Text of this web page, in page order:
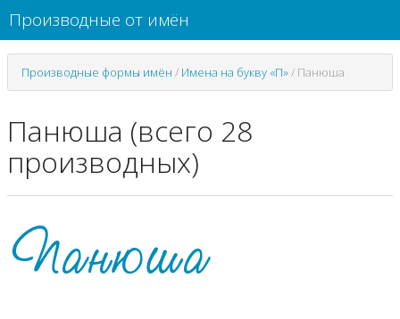
Производные от имён
Производные формы имён / Имена на букву «П»/ Панюша
Панюша (всего 28
производных)